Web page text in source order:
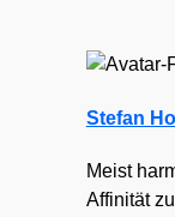
Stefan
Meist
Affinität